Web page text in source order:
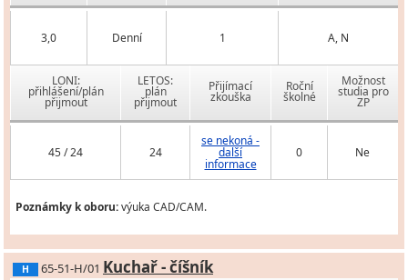
3,0 Denní 1 A, N
LONI:
přihlášení/plán
přijmout
LETOS:
plán
přijmout
Přijímací
zkouška
Roční
školné
Možnost
studia pro
ZP
45 / 24 24
se nekoná -
další
informace
0 Ne
Poznámky k oboru:výuka CAD/CAM.
H 65-51-H/01 Kuchař - číšník